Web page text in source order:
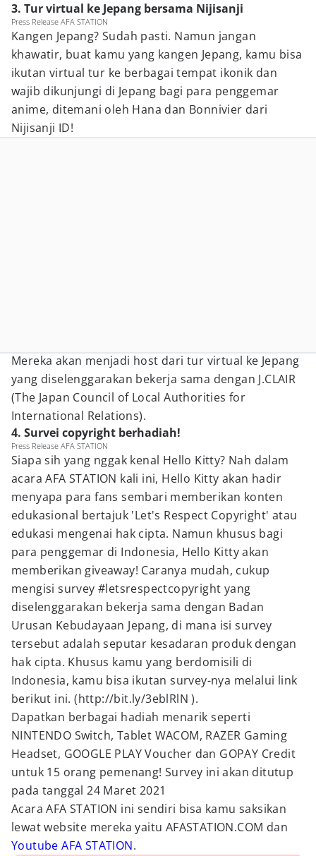
3. Tur virtual ke Jepang bersama Nijisanji
Press Release AFA STATION
Kangen Jepang? Sudah pasti. Namun jangan
khawatir, buat kamu yang kangen Jepang, kamu bisa
ikutan virtual tur ke berbagai tempat ikonik dan
wajib dikunjungi di Jepang bagi para penggemar
anime, ditemani oleh Hana dan Bonnivier dari
Nijisanji ID!
Mereka akan menjadi host dari tur virtual ke Jepang
yang diselenggarakan bekerja sama dengan J.CLAIR
(The Japan Council of Local Authorities for
International Relations).
4. Survei copyright berhadiah!
Press Release AFA STATION
Siapa sih yang nggak kenal Hello Kitty? Nah dalam
acara AFA STATION kali ini, Hello Kitty akan hadir
menyapa para fans sembari memberikan konten
edukasional bertajuk 'Let's Respect Copyright' atau
edukasi mengenai hak cipta. Namun khusus bagi
para penggemar di Indonesia, Hello Kitty akan
memberikan giveaway! Caranya mudah, cukup
mengisi survey #letsrespectcopyright yang
diselenggarakan bekerja sama dengan Badan
Urusan Kebudayaan Jepang, di mana isi survey
tersebut adalah seputar kesadaran produk dengan
hak cipta. Khusus kamu yang berdomisili di
Indonesia, kamu bisa ikutan survey-nya melalui link
berikut ini. (http://bit.ly/3eblRlN ).
Dapatkan berbagai hadiah menarik seperti
NINTENDO Switch, Tablet WACOM, RAZER Gaming
Headset, GOOGLE PLAY Voucher dan GOPAY Credit
untuk 15 orang pemenang! Survey ini akan ditutup
pada tanggal 24 Maret 2021
Acara AFA STATION ini sendiri bisa kamu saksikan
lewat website mereka yaitu AFASTATION.COM dan
Youtube AFA STATION.